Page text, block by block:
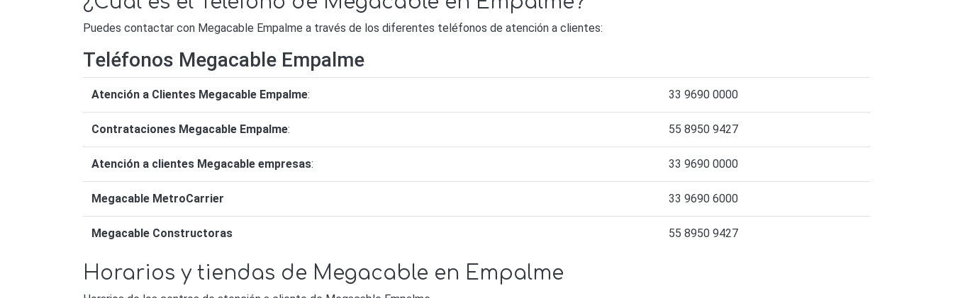
Puedes contactar con Megacable Empalme a través de los diferentes teléfonos de atención a clientes:
Teléfonos Megacable Empalme
Atención a Clientes Megacable Empalme: 33 9690 0000
Contrataciones Megacable Empalme: 55 8950 9427
Atención a clientes Megacable empresas: 33 9690 0000
Megacable MetroCarrier 33 9690 6000
Megacable Constructoras 55 8950 9427
Horarios y tiendas de Megacable en Empalme